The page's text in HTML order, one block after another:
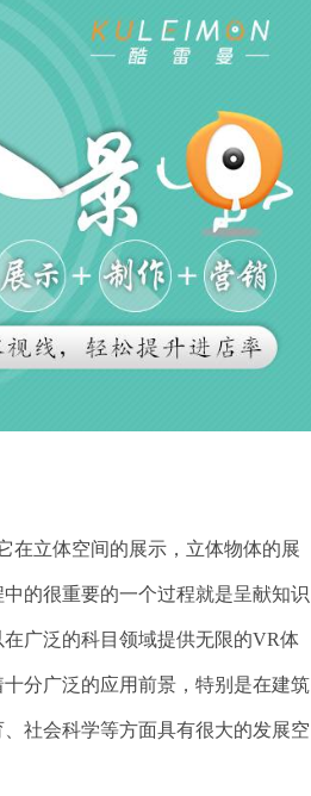
在立体空间的展示，立体物体的展
的很重要的一个过程就是呈献知识
广泛的科目领域提供无限的VR体
分广泛的应用前景，特别是在建筑
社会科学等方面具有很大的发展空